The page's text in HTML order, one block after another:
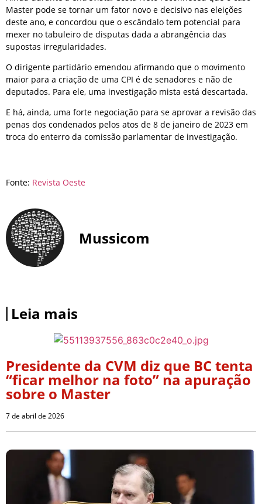
Master pode se tornar um fator novo e decisivo nas eleições
deste ano, e concordou que o escândalo tem potencial para
mexer no tabuleiro de disputas dada a abrangência das
supostas irregularidades.
O dirigente partidário emendou afirmando que o movimento
maior para a criação de uma CPI é de senadores e não de
deputados. Para ele, uma investigação mista está descartada.
E há, ainda, uma forte negociação para se aprovar a revisão das
penas dos condenados pelos atos de 8 de janeiro de 2023 em
troca do enterro da comissão parlamentar de investigação.
Fonte: Revista Oeste
Mussicom
Leia mais
Presidente da CVM diz que BC tenta
“ficar melhor na foto” na apuração
sobre o Master
7 de abril de 2026